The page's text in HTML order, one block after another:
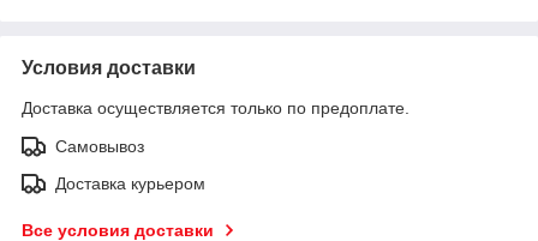
Условия доставки
Доставка осуществляется только по предоплате.
Самовывоз
Доставка курьером
Все условия доставки